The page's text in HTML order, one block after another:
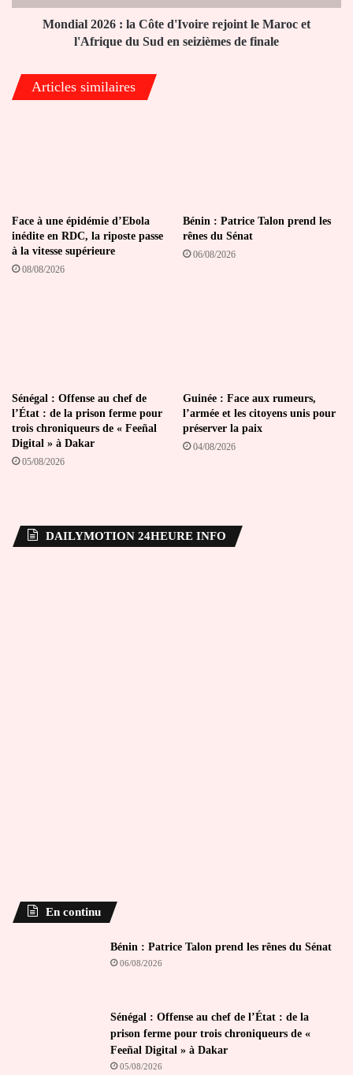
Maroc
Sud
en
Mondial 2026 : la Côte d'Ivoire rejoint le Maroc et
l'Afrique du Sud en seizièmes de finale
Articles similaires
Face à une épidémie d’Ebola
inédite en RDC, la riposte passe
à la vitesse supérieure
08/08/2026
Bénin : Patrice Talon prend les
rênes du Sénat
06/08/2026
Sénégal : Offense au chef de
l’État : de la prison ferme pour
trois chroniqueurs de « Feeñal
Digital » à Dakar
05/08/2026
Guinée : Face aux rumeurs,
l’armée et les citoyens unis pour
préserver la paix
04/08/2026
DAILYMOTION 24HEURE INFO
En continu
Bénin : Patrice Talon prend les rênes du Sénat
06/08/2026
Sénégal : Offense au chef de l’État : de la
prison ferme pour trois chroniqueurs de «
Feeñal Digital » à Dakar
05/08/2026